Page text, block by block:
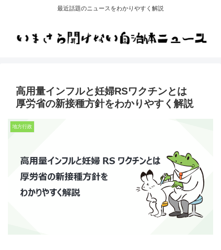
最近話題のニュースをわかりやすく解説
高用量インフルと妊婦RSワクチンとは
厚労省の新接種方針をわかりやすく解説
地方行政